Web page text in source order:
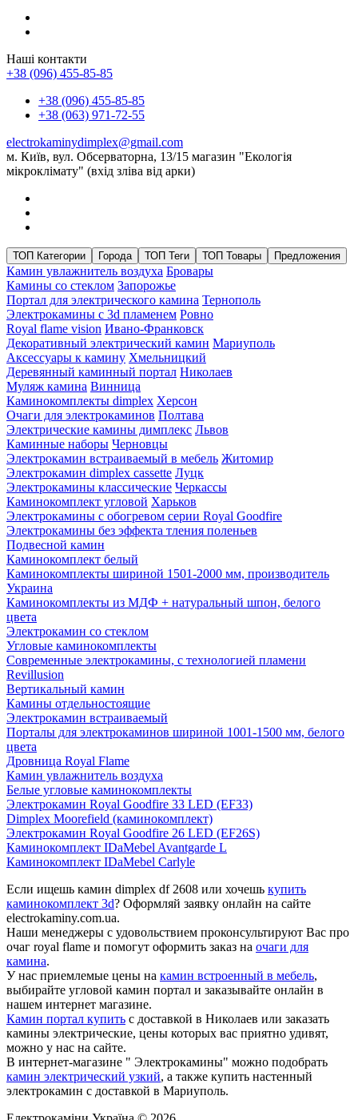
Наші контакти
+38 (096) 455-85-85
+38 (096) 455-85-85
+38 (063) 971-72-55
electrokaminydimplex@gmail.com
м. Київ, вул. Обсерваторна, 13/15 магазин "Екологія
мікроклімату" (вхід зліва від арки)
ТОП Категории Города ТОП Теги ТОП Товары Предложения
Камин увлажнитель воздуха Бровары
Камины со стеклом Запорожье
Портал для электрического камина Тернополь
Электрокамины с 3d пламенем Ровно
Royal flame vision Ивано-Франковск
Декоративный электрический камин Мариуполь
Аксессуары к камину Хмельницкий
Деревянный каминный портал Николаев
Муляж камина Винница
Каминокомплекты dimplex Херсон
Очаги для электрокаминов Полтава
Электрические камины димплекс Львов
Каминные наборы Черновцы
Электрокамин встраиваемый в мебель Житомир
Электрокамин dimplex cassette Луцк
Электрокамины классические Черкассы
Каминокомплект угловой Харьков
Электрокамины с обогревом серии Royal Goodfire
Электрокамины без эффекта тления поленьев
Подвесной камин
Каминокомплект белый
Каминокомплекты шириной 1501-2000 мм, производитель
Украина
Каминокомплекты из МДФ + натуральный шпон, белого
цвета
Электрокамин со стеклом
Угловые каминокомплекты
Современные электрокамины, с технологией пламени
Revillusion
Вертикальный камин
Камины отдельностоящие
Электрокамин встраиваемый
Порталы для электрокаминов шириной 1001-1500 мм, белого
цвета
Дровница Royal Flame
Камин увлажнитель воздуха
Белые угловые каминокомплекты
Электрокамин Royal Goodfire 33 LED (EF33)
Dimplex Moorefield (каминокомплект)
Электрокамин Royal Goodfire 26 LED (EF26S)
Каминокомплект IDaMebel Avantgarde L
Каминокомплект IDaMebel Carlyle
Если ищешь камин dimplex df 2608 или хочешь купить
каминокомплект 3d? Оформляй заявку онлайн на сайте
electrokaminy.com.ua.
Наши менеджеры с удовольствием проконсультируют Вас про
очаг royal flame и помогут оформить заказ на очаги для
камина.
У нас приемлемые цены на камин встроенный в мебель,
выбирайте угловой камин портал и заказывайте онлайн в
нашем интернет магазине.
Камин портал купить с доставкой в Николаев или заказать
камины электрические, цены которых вас приятно удивят,
можно у нас на сайте.
В интернет-магазине " Электрокамины" можно подобрать
камин электрический узкий, а также купить настенный
электрокамин с доставкой в Мариуполь.